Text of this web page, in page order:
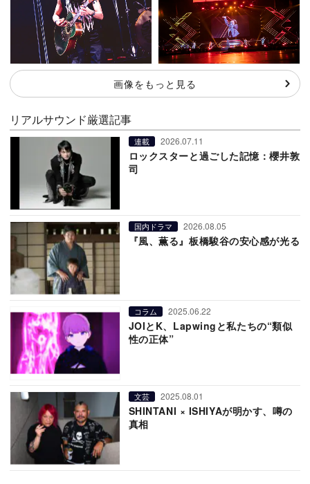
画像をもっと見る
リアルサウンド厳選記事
連載 2026.07.11
ロックスターと過ごした記憶：櫻井敦
司
国内ドラマ 2026.08.05
『風、薫る』板橋駿谷の安心感が光る
コラム 2025.06.22
JOIとK、Lapwingと私たちの“類似
性の正体”
文芸 2025.08.01
SHINTANI × ISHIYAが明かす、噂の
真相